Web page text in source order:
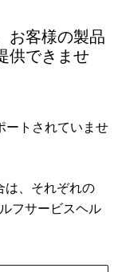
お客様の製品
供できませ
ートされていませ
は、それぞれの
フサービスヘル